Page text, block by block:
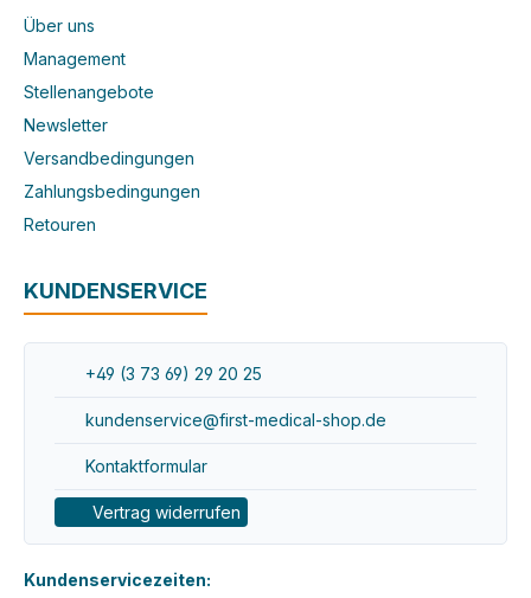
Über uns
Management
Stellenangebote
Newsletter
Versandbedingungen
Zahlungsbedingungen
Retouren
KUNDENSERVICE
+49 (3 73 69) 29 20 25
kundenservice@first-medical-shop.de
Kontaktformular
Vertrag widerrufen
Kundenservicezeiten: